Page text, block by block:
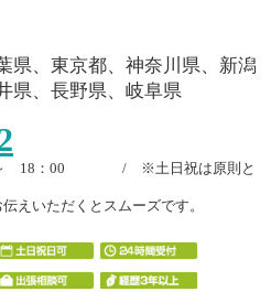
県、東京都、神奈川県、新潟
県、長野県、岐阜県
18：00 / ※土日祝は原則と
えいただくとスムーズです。